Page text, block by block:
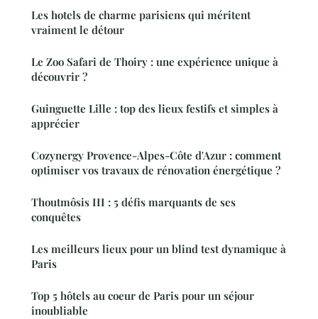
Les hotels de charme parisiens qui méritent
vraiment le détour
Le Zoo Safari de Thoiry : une expérience unique à
découvrir ?
Guinguette Lille : top des lieux festifs et simples à
apprécier
Cozynergy Provence-Alpes-Côte d'Azur : comment
optimiser vos travaux de rénovation énergétique ?
Thoutmôsis III : 5 défis marquants de ses
conquêtes
Les meilleurs lieux pour un blind test dynamique à
Paris
Top 5 hôtels au coeur de Paris pour un séjour
inoubliable